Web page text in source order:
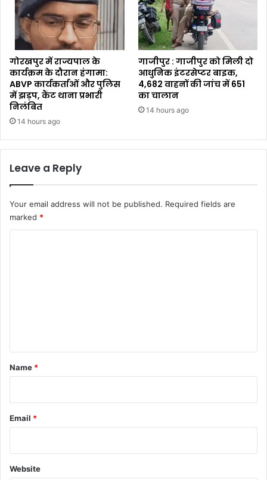
गोरखपुर में राज्यपाल के
कार्यक्रम के दौरान हंगामा:
ABVP कार्यकर्ताओं और पुलिस
में झड़प, कैंट थाना प्रभारी
निलंबित
14 hours ago
गाजीपुर : गाजीपुर को मिली दो
आधुनिक इंटरसेप्टर बाइक,
4,682 वाहनों की जांच में 651
का चालान
14 hours ago
Leave a Reply
Your email address will not be published. Required fields are
marked *
*
Name *
Email *
Website